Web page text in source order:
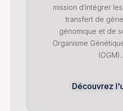
mission d’intégrer
transfert de
génomique et de
Organisme
Découvrez